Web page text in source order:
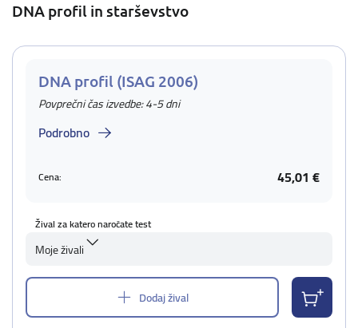
DNA profil in starševstvo
DNA profil (ISAG 2006)
Povprečni čas izvedbe: 4-5 dni
Podrobno
Cena: 45,01 €
Žival za katero naročate test
Moje živali
Dodaj žival